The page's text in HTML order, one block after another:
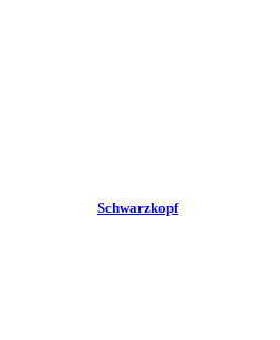
Schwarzkopf